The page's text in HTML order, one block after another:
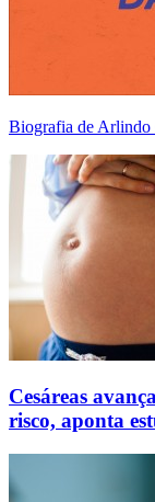
Biografia de Arlindo
Cesáreas
risco, aponta